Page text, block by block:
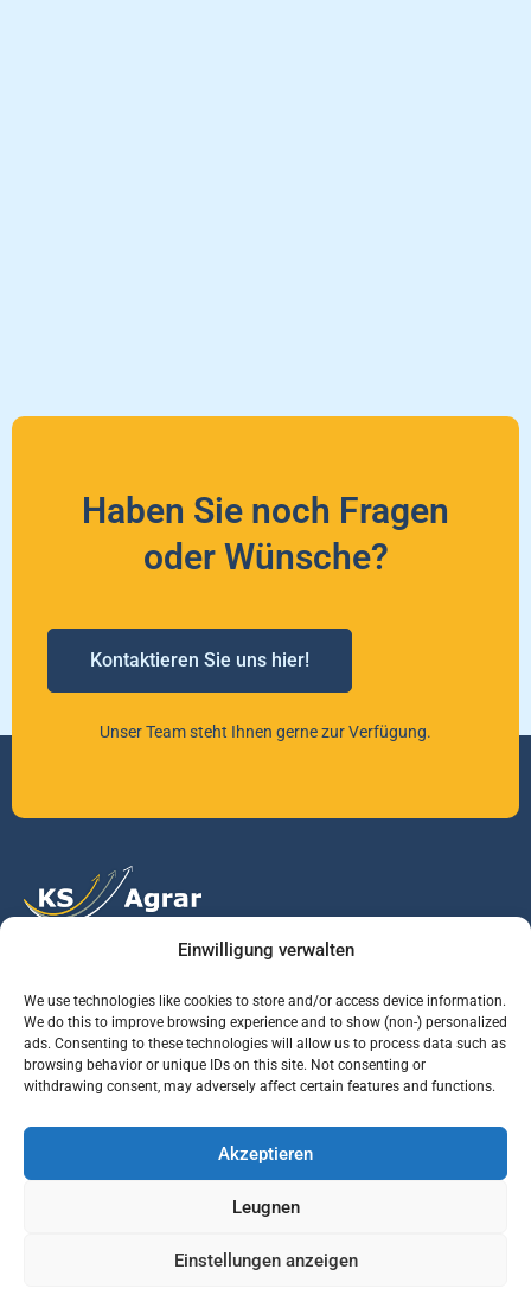
Einwilligung verwalten
We use technologies like cookies to store and/or access device information.
We do this to improve browsing experience and to show (non-) personalized
ads. Consenting to these technologies will allow us to process data such as
browsing behavior or unique IDs on this site. Not consenting or
withdrawing consent, may adversely affect certain features and functions.
Akzeptieren
Leugnen
Einstellungen anzeigen
Haben Sie noch Fragen
oder Wünsche?
Kontaktieren Sie uns hier!
Unser Team steht Ihnen gerne zur Verfügung.
Vertrauen Sie auf unsere Expertise im Agrarmarkt.
Services Jobs
Business Development
Manager (m/w/d)
Informationen